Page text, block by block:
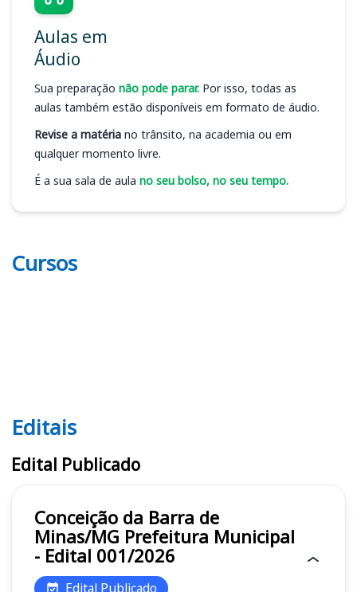
Aulas em
Áudio
Sua preparação não pode parar. Por isso, todas as
aulas também estão disponíveis em formato de áudio.
Revise a matéria no trânsito, na academia ou em
qualquer momento livre.
É a sua sala de aula no seu bolso, no seu tempo.
Cursos
Editais
Editais
Edital Publicado
Conceição da Barra de
Minas/MG Prefeitura Municipal
- Edital 001/2026
Edital Publicado